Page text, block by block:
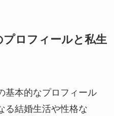
プロフィールと私生
基本的なプロフィール
る結婚生活や性格な